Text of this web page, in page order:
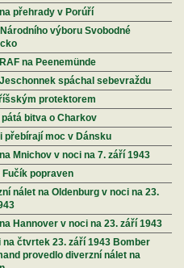
přehrady v Porúří
výboru Svobodné
na Peenemünde
spáchal sebevraždu
protektorem
pátá bitva o Charkov
přebírají moc v Dánsku
Mnichov v noci na 7. září 1943
popraven
nálet na Oldenburg v noci na 23.
Hannover v noci na 23. září 1943
na čtvrtek 23. září 1943 Bomber
provedlo diverzní nálet na